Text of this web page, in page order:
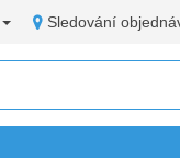
Sledování